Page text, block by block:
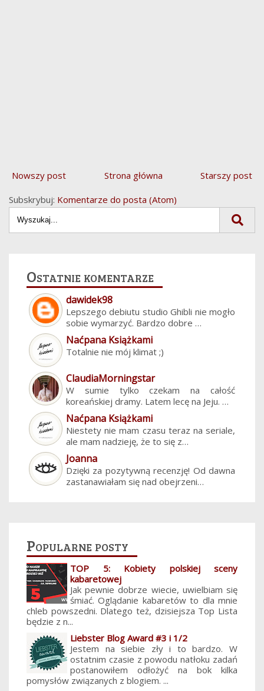
Nowszy post Starszy post
Strona główna
Subskrybuj: Komentarze do posta (Atom)
Ostatnie komentarze
dawidek98
Lepszego debiutu studio Ghibli nie mogło
sobie wymarzyć. Bardzo dobre …
Naćpana Książkami
Totalnie nie mój klimat ;)
ClaudiaMorningstar
W sumie tylko czekam na całość
koreańskiej dramy. Latem lecę na Jeju. …
Naćpana Książkami
Niestety nie mam czasu teraz na seriale,
ale mam nadzieję, że to się z…
Joanna
Dzięki za pozytywną recenzję! Od dawna
zastanawiałam się nad obejrzeni…
Popularne posty
TOP 5: Kobiety polskiej sceny
kabaretowej
Jak pewnie dobrze wiecie, uwielbiam się
śmiać. Oglądanie kabaretów to dla mnie
chleb powszedni. Dlatego też, dzisiejsza Top Lista
będzie z n...
Liebster Blog Award #3 i 1/2
Jestem na siebie zły i to bardzo. W
ostatnim czasie z powodu natłoku zadań
postanowiłem odłożyć na bok kilka
pomysłów związanych z blogiem. ...